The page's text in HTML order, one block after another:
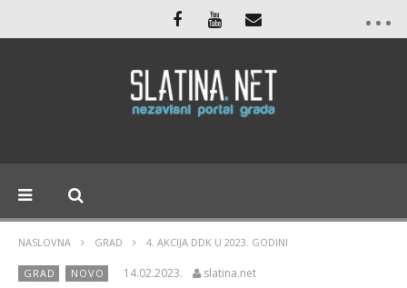
NASLOVNA GRAD 4. AKCIJA DDK U 2023. GODINI
GRAD NOVO 14.02.2023. slatina.net